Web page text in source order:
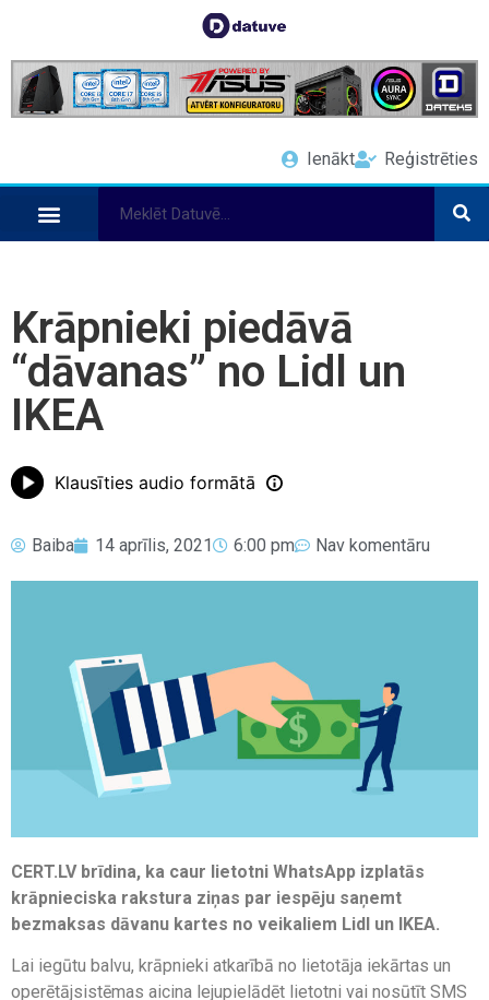
Ienākt Reģistrēties
Krāpnieki piedāvā
“dāvanas” no Lidl un
IKEA
Klausīties audio formātā
Baiba 14 aprīlis, 2021 6:00 pm Nav komentāru
CERT.LV brīdina, ka caur lietotni WhatsApp izplatās
krāpnieciska rakstura ziņas par iespēju saņemt
bezmaksas dāvanu kartes no veikaliem Lidl un IKEA.
Lai iegūtu balvu, krāpnieki atkarībā no lietotāja iekārtas un
operētājsistēmas aicina lejupielādēt lietotni vai nosūtīt SMS